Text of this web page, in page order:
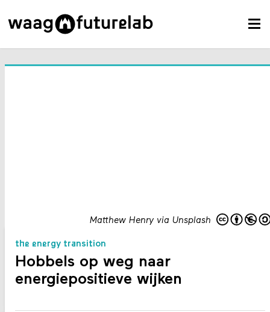
Matthew Henry via Unsplash
the energy transition
Hobbels op weg naar
energiepositieve wijken